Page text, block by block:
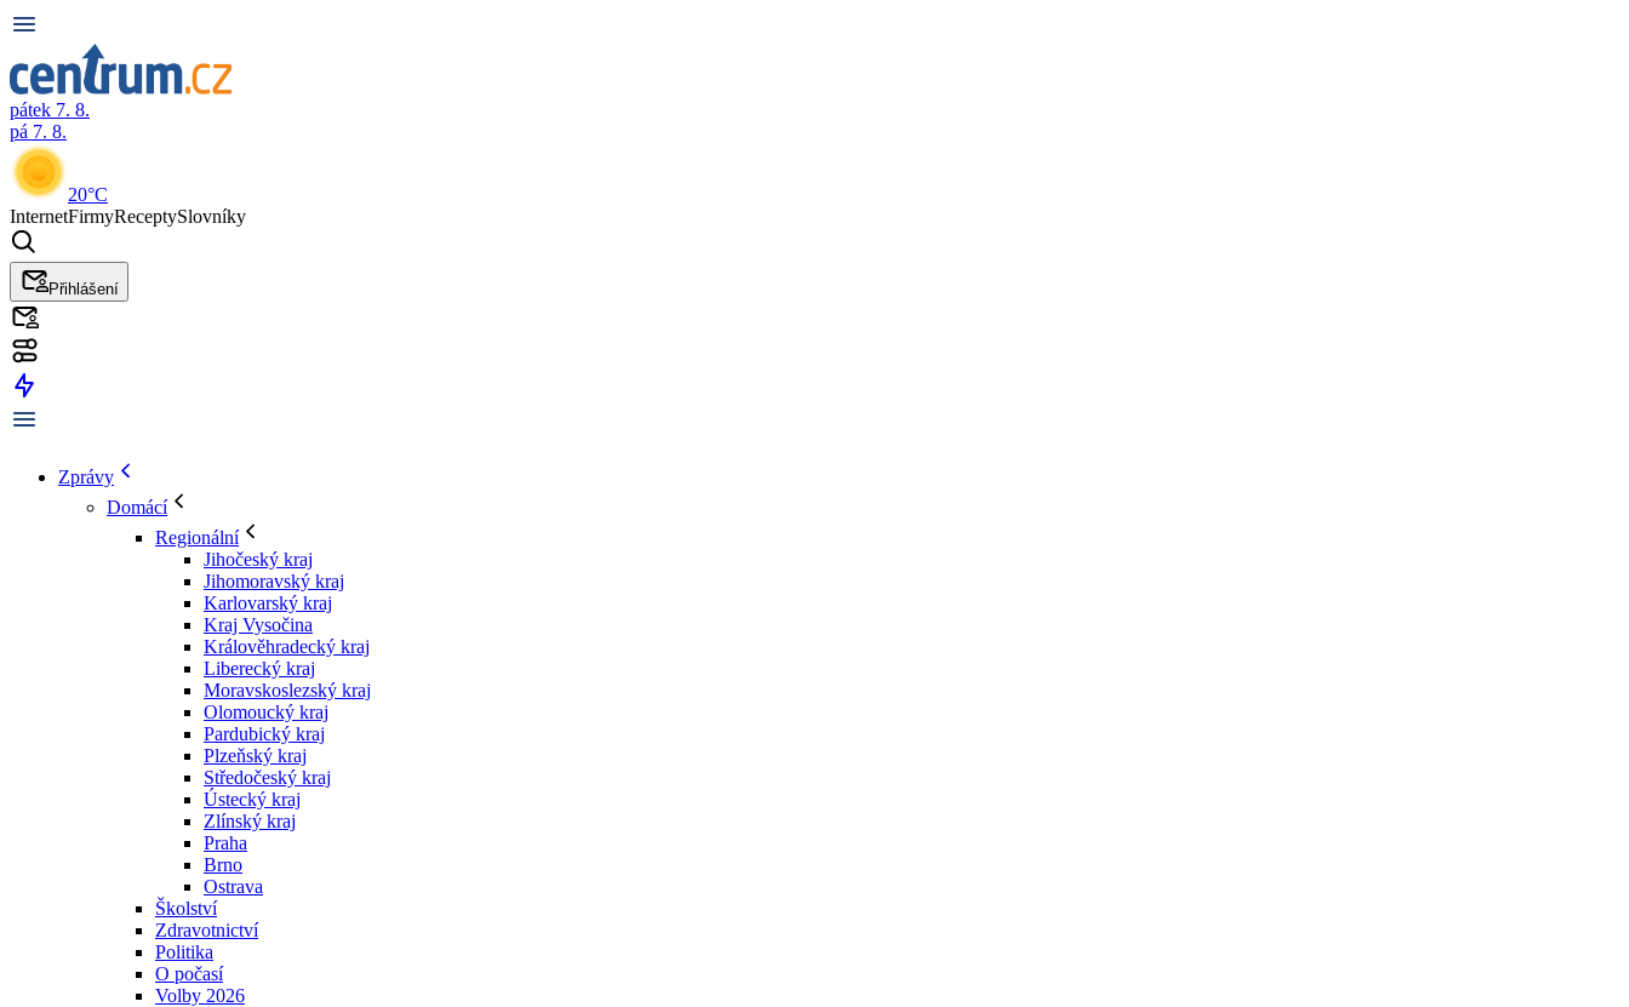
pátek 7. 8.
pá 7. 8.
20°C
InternetFirmyReceptySlovníky
Přihlášení
Zprávy
Domácí
Regionální
Jihočeský kraj
Jihomoravský kraj
Karlovarský kraj
Kraj Vysočina
Králověhradecký kraj
Liberecký kraj
Moravskoslezský kraj
Olomoucký kraj
Pardubický kraj
Plzeňský kraj
Středočeský kraj
Ústecký kraj
Zlínský kraj
Praha
Brno
Ostrava
Školství
Zdravotnictví
Politika
O počasí
Volby 2026